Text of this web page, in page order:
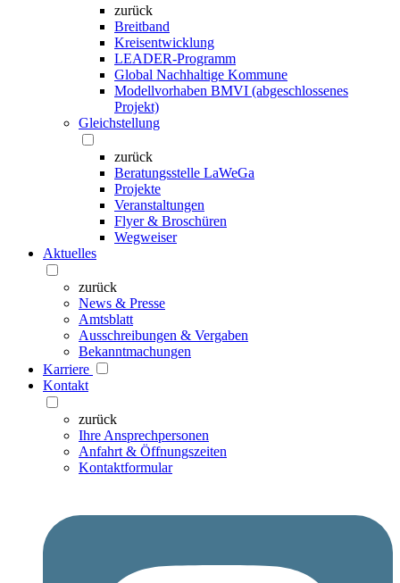
zurück
Breitband
Kreisentwicklung
LEADER-Programm
Global Nachhaltige Kommune
Modellvorhaben BMVI (abgeschlossenes
Projekt)
Gleichstellung
zurück
Beratungsstelle LaWeGa
Projekte
Veranstaltungen
Flyer & Broschüren
Wegweiser
Aktuelles
zurück
News & Presse
Amtsblatt
Ausschreibungen & Vergaben
Bekanntmachungen
Karriere
Kontakt
zurück
Ihre Ansprechpersonen
Anfahrt & Öffnungszeiten
Kontaktformular